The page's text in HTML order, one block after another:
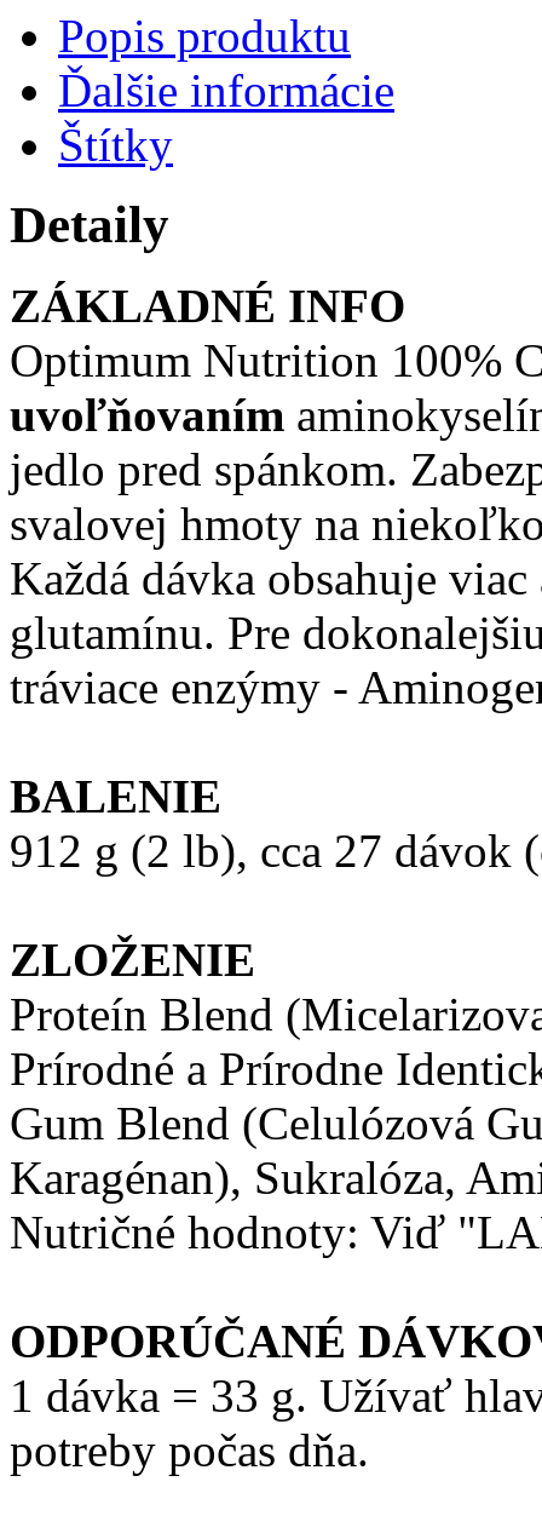
Popis produktu
Ďalšie informácie
Štítky
Detaily
ZÁKLADNÉ INFO
Optimum Nutrition 100%
uvoľňovaním
jedlo pred spánkom.
svalovej hmoty na
Každá dávka obsahuje
glutamínu. Pre
tráviace enzýmy -
BALENIE
912 g (2 lb), cca 27 dávok
ZLOŽENIE
Proteín Blend
Prírodné a Prírodne
Gum Blend (Celulózová
Karagénan), Sukralóza,
Nutričné hodnoty: Viď
ODPORÚČANÉ
1 dávka = 33 g. Užívať
potreby počas dňa.